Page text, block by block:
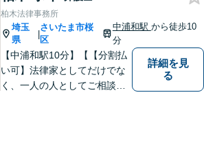
柏木法律事務所
埼玉
県
|
さいたま市桜
区
中浦和駅 から徒歩10
分
【中浦和駅10分】【【分割払
い可】法律家としてだけでな
く、一人の人としてご相談者
詳細を見
る